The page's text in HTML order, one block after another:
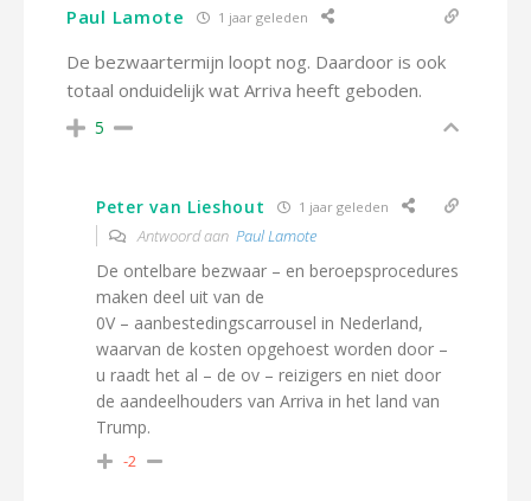
Paul Lamote 1 jaar geleden
De bezwaartermijn loopt nog. Daardoor is ook
totaal onduidelijk wat Arriva heeft geboden.
5
Peter van Lieshout 1 jaar geleden
Antwoord aan Paul Lamote
De ontelbare bezwaar – en beroepsprocedures
maken deel uit van de
0V – aanbestedingscarrousel in Nederland,
waarvan de kosten opgehoest worden door –
u raadt het al – de ov – reizigers en niet door
de aandeelhouders van Arriva in het land van
Trump.
-2